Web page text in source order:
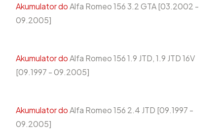
Akumulator doAlfa Romeo 156 3.2 GTA [03.2002 -
09.2005]
Akumulator doAlfa Romeo 156 1.9 JTD, 1.9 JTD 16V
[09.1997 - 09.2005]
Akumulator doAlfa Romeo 156 2.4 JTD [09.1997 -
09.2005]